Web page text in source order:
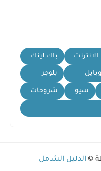
باك لينك
بلوجر
سيو شروحات
© الدليل الشامل